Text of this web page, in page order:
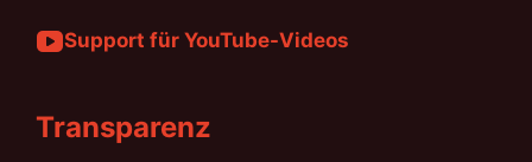
Support für YouTube-Videos
Transparenz